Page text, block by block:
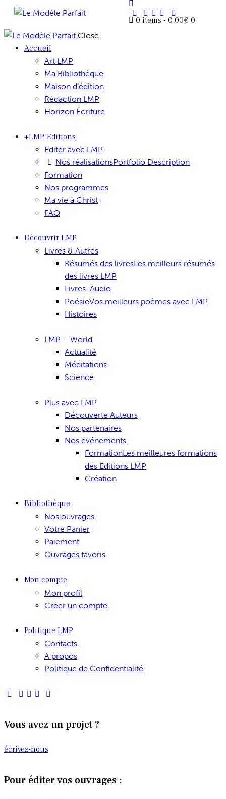
0 items -0.00€ 0
Close
Accueil
Art LMP
Ma Bibliothèque
Maison d’édition
Rédaction LMP
Horizon Écriture
+LMP-Editions
Editer avec LMP
Nos réalisationsPortfolio Description
Formation
Nos programmes
Ma vie à Christ
FAQ
Découvrir LMP
Livres & Autres
Résumés des livresLes meilleurs résumés
des livres LMP
Livres-Audio
PoésieVos meilleurs poèmes avec LMP
Histoires
LMP – World
Actualité
Méditations
Science
Plus avec LMP
Découverte Auteurs
Nos partenaires
Nos événements
FormationLes meilleures formations
des Editions LMP
Création
Bibliothèque
Nos ouvrages
Votre Panier
Paiement
Ouvrages favoris
Mon compte
Mon profil
Créer un compte
Politique LMP
Contacts
A propos
Politique de Confidentialité
Vous avez un projet ?
écrivez-nous
Pour éditer vos ouvrages :